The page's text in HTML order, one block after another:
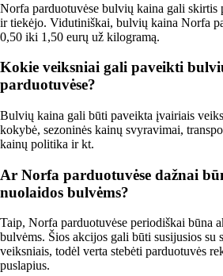
Norfa parduotuvėse bulvių kaina gali skirtis
ir tiekėjo. Vidutiniškai, bulvių kaina Norfa
0,50 iki 1,50 eurų už kilogramą.
Kokie veiksniai gali paveikti
parduotuvėse?
Bulvių kaina gali būti paveikta įvairiais
kokybė, sezoninės kainų svyravimai,
kainų politika ir kt.
Ar Norfa parduotuvėse dažnai
nuolaidos bulvėms?
Taip, Norfa parduotuvėse periodiškai būna
bulvėms. Šios akcijos gali būti susijusios su
veiksniais, todėl verta stebėti parduotuvės
puslapius.